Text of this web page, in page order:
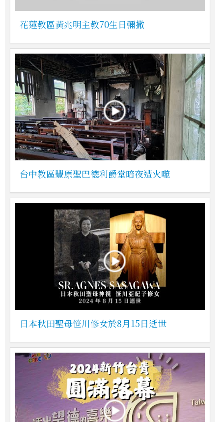
花蓮教區黃兆明主教70生日彌撒
台中教區豐原聖巴德利爵堂暗夜遭火噬
日本秋田聖母笹川修女於8月15日逝世